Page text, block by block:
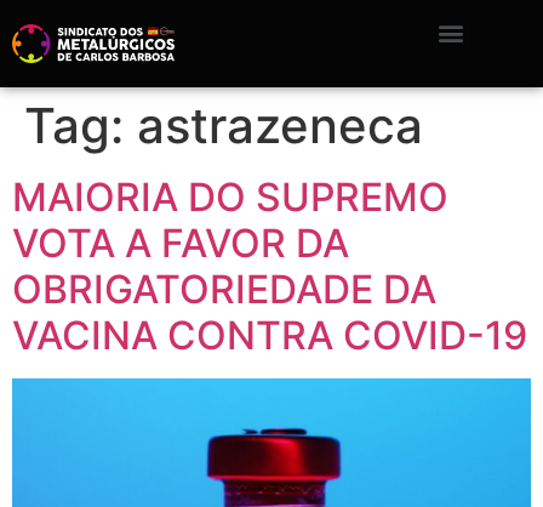
Tag: astrazeneca
MAIORIA DO SUPREMO
VOTA A FAVOR DA
OBRIGATORIEDADE DA
VACINA CONTRA COVID-19